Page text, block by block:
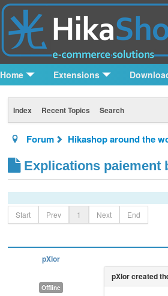
Home Extensions
Index Recent Topics Search
Forum Hikashop around the
Explications paiement
Start Prev 1 Next End
pXlor
Offline